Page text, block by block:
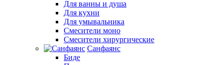
Для ванны и душа
Для кухни
Для умывальника
Смесители моно
Смесители хирургические
Санфаянс
Биде